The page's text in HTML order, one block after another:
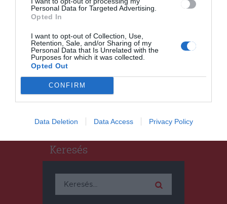
Personal Data for Targeted Advertising.
Opted In
I want to opt-out of Collection, Use,
Retention, Sale, and/or Sharing of my
Personal Data that Is Unrelated with the
Purposes for which it was collected.
Opted Out
CONFIRM
Data Deletion Data Access Privacy Policy
Az USR PLUS miniszterei
kilépnek a Florin Cîţu vezette
kabinetből
Keresés
Keresés: